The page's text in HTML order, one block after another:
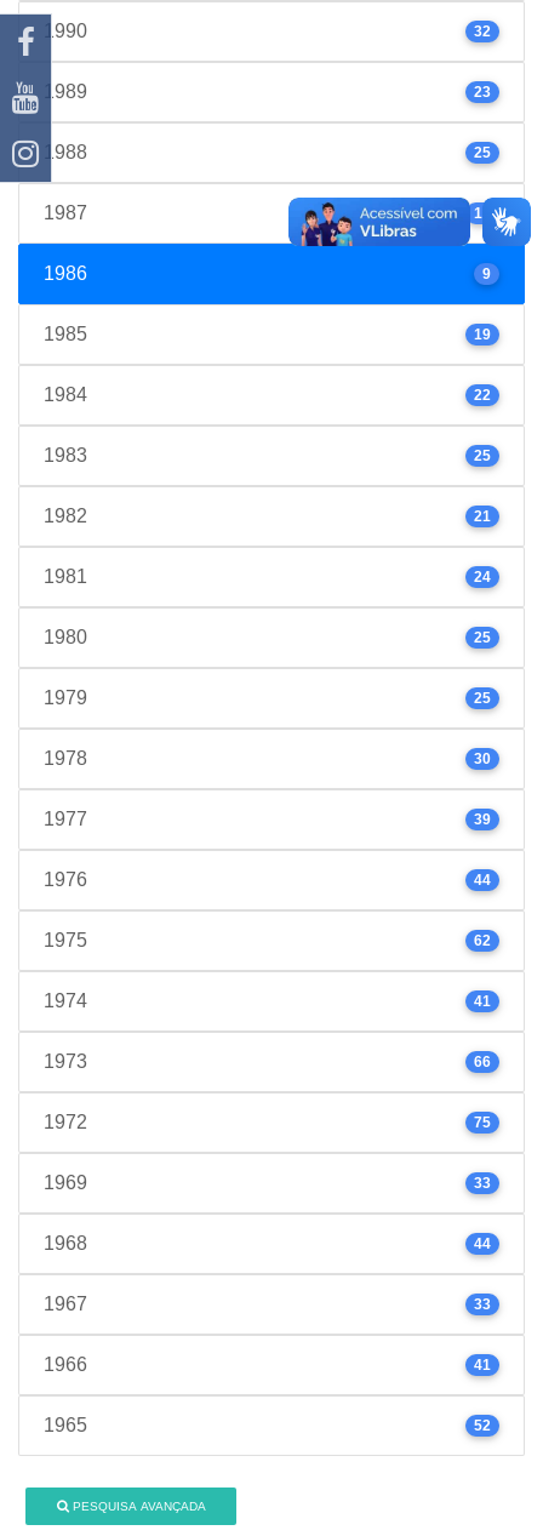
1990 32
1989 23
1988 25
1987 17
1986 9
1985 19
1984 22
1983 25
1982 21
1981 24
1980 25
1979 25
1978 30
1977 39
1976 44
1975 62
1974 41
1973 66
1972 75
1969 33
1968 44
1967 33
1966 41
1965 52
PESQUISA AVANÇADA